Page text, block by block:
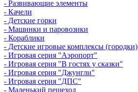
- Развивающие элементы
- Качели
- Детские горки
- Машинки и паровозики
- Кораблики
- Детские игровые комплексы (городки)
- Игровая серия "Аэропорт"
- Игровая серия "В гостях у сказки"
- Игровая серия "Джунгли"
- Игровая серия "ДПС"
- Маленький пешеход